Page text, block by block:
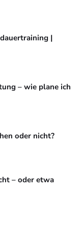
|
– wie plane ich
oder nicht?
– oder etwa